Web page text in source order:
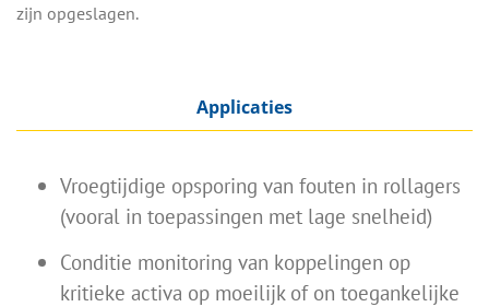
zijn opgeslagen.
Applicaties
Vroegtijdige opsporing van fouten in rollagers
(vooral in toepassingen met lage snelheid)
Conditie monitoring van koppelingen op
kritieke activa op moeilijk of on toegankelijke